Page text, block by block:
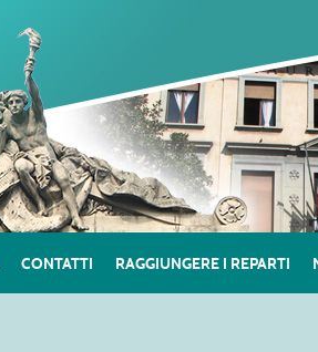
CONTATTI RAGGIUNGERE I REPARTI